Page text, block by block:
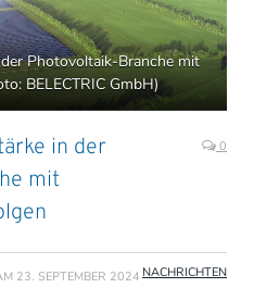
Photovoltaik-Branche mit
BELECTRIC GmbH)
in der
mit
0
23. SEPTEMBER 2024 NACHRICHTEN